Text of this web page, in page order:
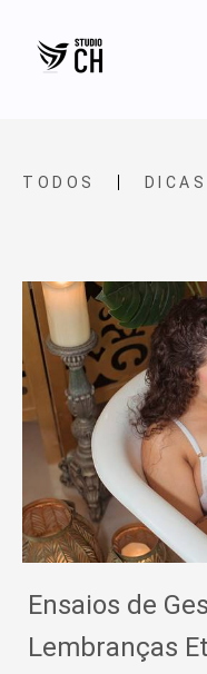
TODOS
Ensaios de
Lembranças